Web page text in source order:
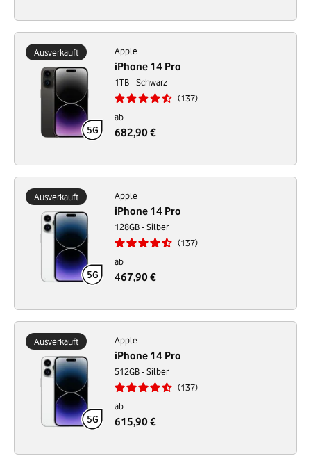
Ausverkauft Apple
iPhone 14 Pro
1TB - Schwarz
137
ab
682,90 €
Ausverkauft Apple
iPhone 14 Pro
128GB - Silber
137
ab
467,90 €
Ausverkauft Apple
iPhone 14 Pro
512GB - Silber
137
ab
615,90 €